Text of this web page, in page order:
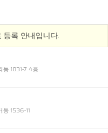
록 안내입니다.
1031-7 4층
1536-11